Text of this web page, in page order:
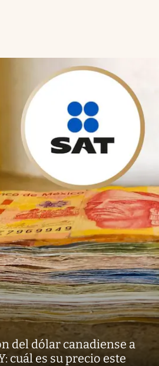
del dólar canadiense a
cuál es su precio este